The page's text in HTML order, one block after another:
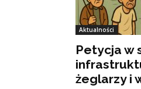
Aktualności
Petycja w
żeglarzy i